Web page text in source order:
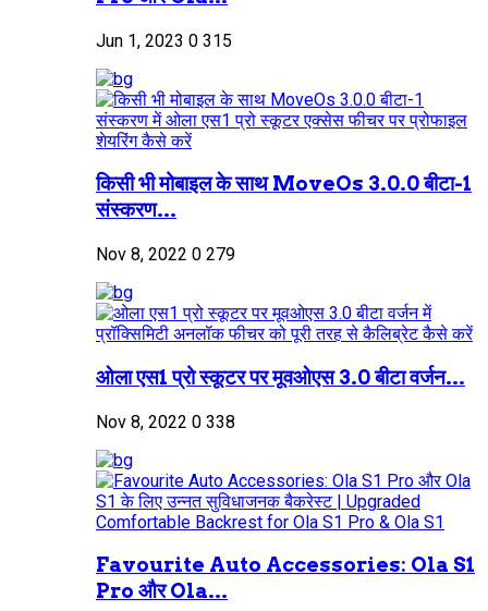
Jun 1, 2023 0 315
किसी भी मोबाइल के साथ MoveOs 3.0.0 बीटा-1
संस्करण...
Nov 8, 2022 0 279
ओला एस1 प्रो स्कूटर पर मूवओएस 3.0 बीटा वर्जन...
Nov 8, 2022 0 338
Favourite Auto Accessories: Ola S1
Pro और Ola...